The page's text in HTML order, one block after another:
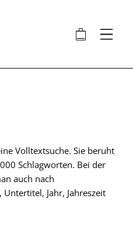
🛍 ⋮
Volltextsuche. Sie beruht
Schlagworten. Bei der
auch nach
Jahr, Jahreszeit